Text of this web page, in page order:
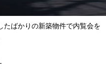
たばかりの新築物件で内覧会を